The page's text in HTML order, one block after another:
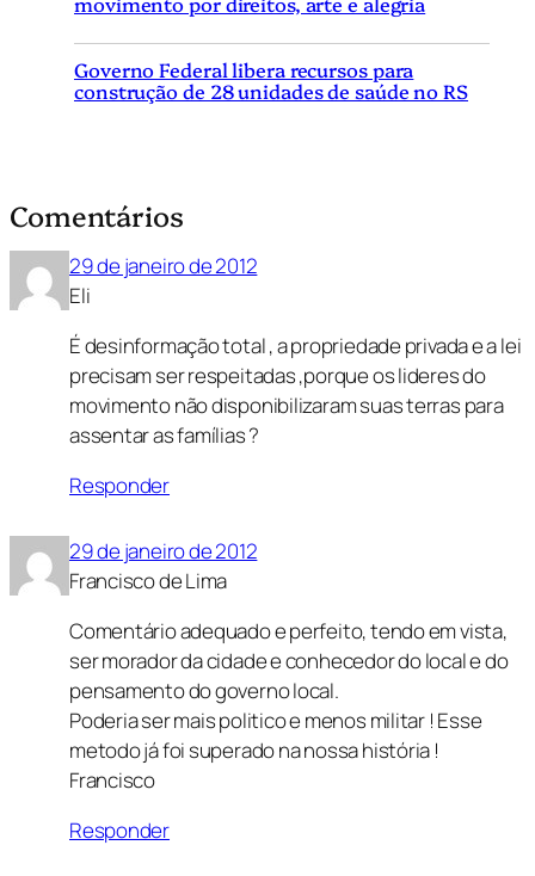
Governo Federal libera recursos para
construção de 28 unidades de saúde no RS
Comentários
29 de janeiro de 2012
Eli
É desinformação total , a propriedade privada e a lei
precisam ser respeitadas ,porque os lideres do
movimento não disponibilizaram suas terras para
assentar as famílias ?
Responder
29 de janeiro de 2012
Francisco de Lima
Comentário adequado e perfeito, tendo em vista,
ser morador da cidade e conhecedor do local e do
pensamento do governo local.
Poderia ser mais politico e menos militar ! Esse
metodo já foi superado na nossa história !
Francisco
Responder